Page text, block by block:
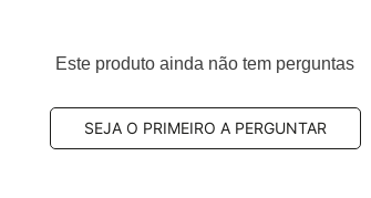
Este produto ainda não tem perguntas
SEJA O PRIMEIRO A PERGUNTAR